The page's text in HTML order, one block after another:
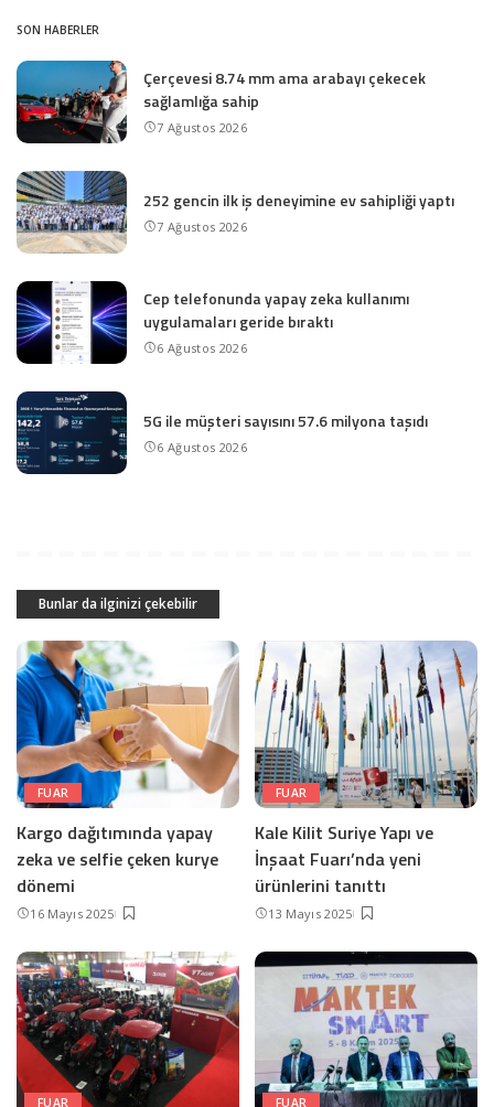
SON HABERLER
Çerçevesi 8.74 mm ama arabayı çekecek
sağlamlığa sahip
7 Ağustos 2026
252 gencin ilk iş deneyimine ev sahipliği yaptı
7 Ağustos 2026
Cep telefonunda yapay zeka kullanımı
uygulamaları geride bıraktı
6 Ağustos 2026
5G ile müşteri sayısını 57.6 milyona taşıdı
6 Ağustos 2026
Bunlar da ilginizi çekebilir
FUAR
Kargo dağıtımında yapay
zeka ve selfie çeken kurye
dönemi
16 Mayıs 2025
FUAR
Kale Kilit Suriye Yapı ve
İnşaat Fuarı’nda yeni
ürünlerini tanıttı
13 Mayıs 2025
FUAR FUAR